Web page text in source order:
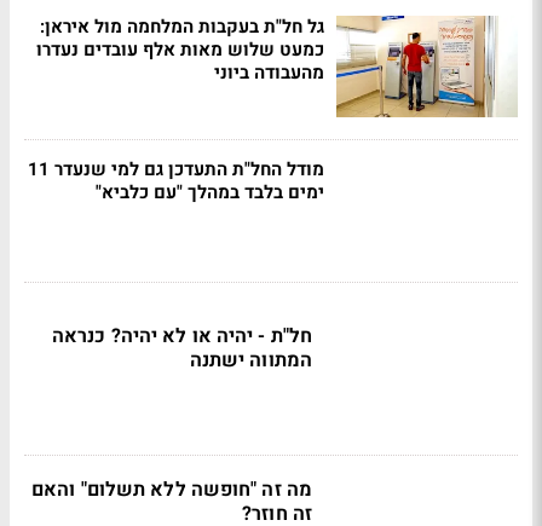
גל חל"ת בעקבות המלחמה מול איראן:
כמעט שלוש מאות אלף עובדים נעדרו
מהעבודה ביוני
מודל החל"ת התעדכן גם למי שנעדר 11
ימים בלבד במהלך "עם כלביא"
חל"ת - יהיה או לא יהיה? כנראה
המתווה ישתנה
מה זה "חופשה ללא תשלום" והאם
זה חוזר?